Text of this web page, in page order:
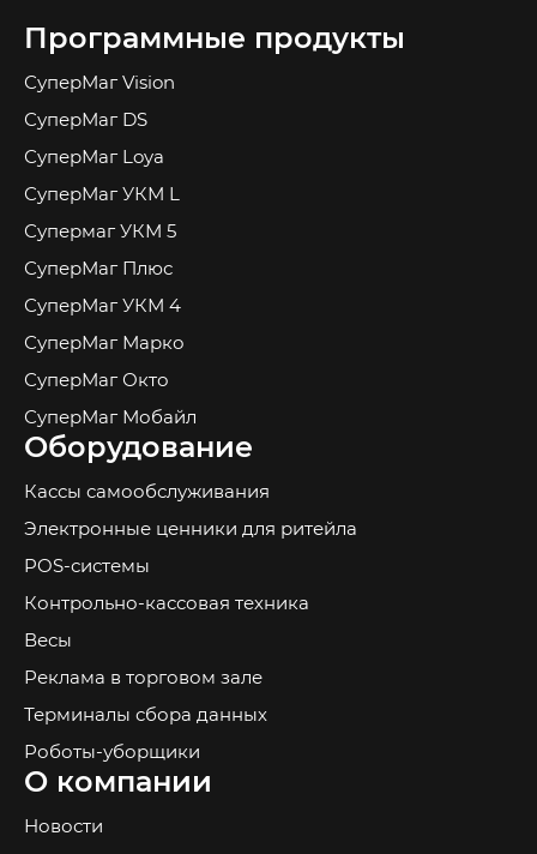
Программные продукты
СуперМаг Vision
СуперМаг DS
СуперМаг Loya
СуперМаг УКМ L
Супермаг УКМ 5
СуперМаг Плюс
СуперМаг УКМ 4
СуперМаг Марко
СуперМаг Окто
СуперМаг Мобайл
Оборудование
Кассы самообслуживания
Электронные ценники для ритейла
POS-системы
Контрольно-кассовая техника
Весы
Реклама в торговом зале
Терминалы сбора данных
Роботы-уборщики
О компании
Новости